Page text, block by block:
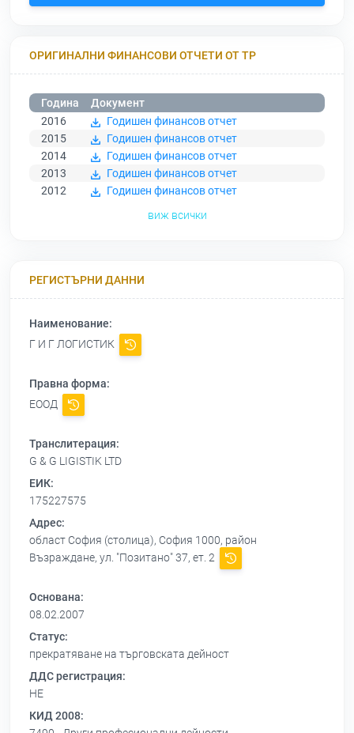
ОРИГИНАЛНИ ФИНАНСОВИ ОТЧЕТИ ОТ ТР
Година
Документ
2016
Годишен финансов отчет
2015
Годишен финансов отчет
2014
Годишен финансов отчет
2013
Годишен финансов отчет
2012
Годишен финансов отчет
виж всички
РЕГИСТЪРНИ ДАННИ
Наименование:
Г И Г ЛОГИСТИК
Правна форма:
ЕООД
Транслитерация:
G & G LIGISTIK LTD
ЕИК:
175227575
Адрес:
област София (столица), София 1000, район
Възраждане, ул. "Позитано" 37, ет. 2
Основана:
08.02.2007
Статус:
прекратяване на търговската дейност
ДДС регистрация:
НЕ
КИД 2008: